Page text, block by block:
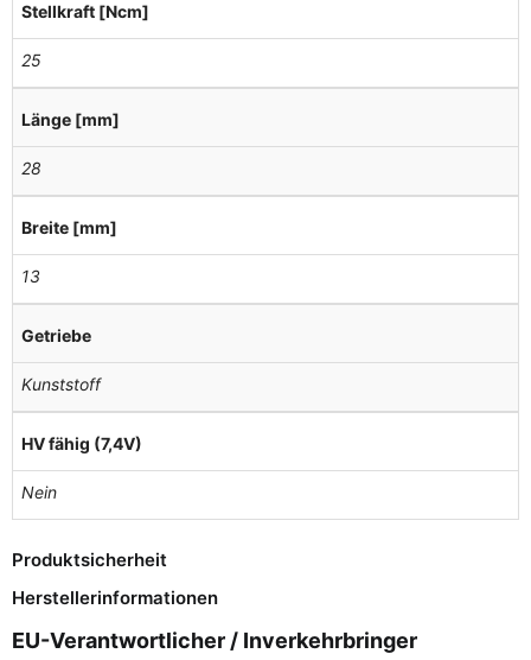
Stellkraft [Ncm]
25
Länge [mm]
28
Breite [mm]
13
Getriebe
Kunststoff
HV fähig (7,4V)
Nein
Produktsicherheit
Herstellerinformationen
EU-Verantwortlicher / Inverkehrbringer